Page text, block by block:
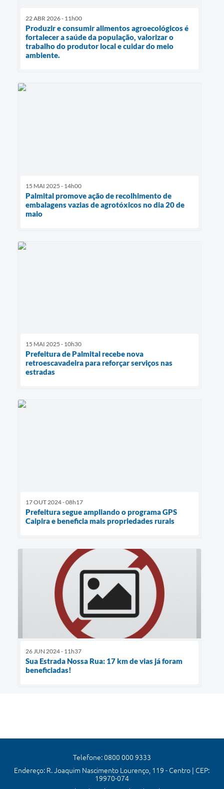
22 ABR 2026 - 11h00
Produzir e consumir alimentos agroecológicos é
fortalecer a saúde da população, valorizar o
trabalho do produtor local e cuidar do meio
ambiente.
15 MAI 2025 - 14h00
Palmital promove ação de recolhimento de
embalagens vazias de agrotóxicos no dia 20 de
maio
15 MAI 2025 - 10h30
Prefeitura de Palmital recebe nova
retroescavadeira para reforçar serviços nas
estradas
17 OUT 2024 - 08h17
Prefeitura segue ampliando o programa GPS
Caipira e beneficia mais propriedades rurais
26 JUN 2024 - 11h37
Sua Estrada Nossa Rua: 17 km de vias já foram
beneficiadas!
Telefone: 0800 000 9333
Endereço: R. Joaquim Nascimento Lourenço, 119 - Centro | CEP:
19970-074